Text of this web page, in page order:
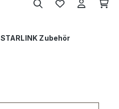
STARLINK Zubehör